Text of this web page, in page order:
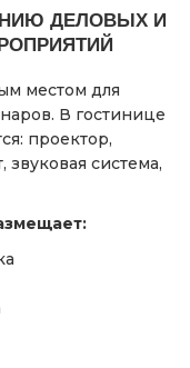
ДЕЛОВЫХ И
местом для
В гостинице
проектор,
звуковая система,